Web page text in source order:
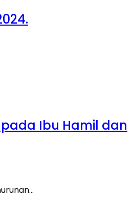
Ibu Hamil dan